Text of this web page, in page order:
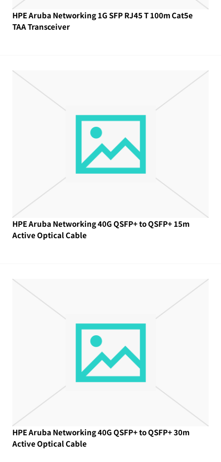
HPE Aruba Networking 1G SFP RJ45 T 100m Cat5e
TAA Transceiver
HPE Aruba Networking 40G QSFP+ to QSFP+ 15m
Active Optical Cable
HPE Aruba Networking 40G QSFP+ to QSFP+ 30m
Active Optical Cable